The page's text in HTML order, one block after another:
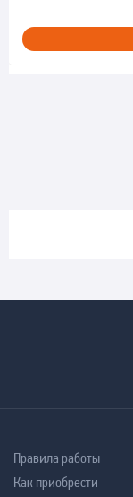
Правила работы
Как приобрести